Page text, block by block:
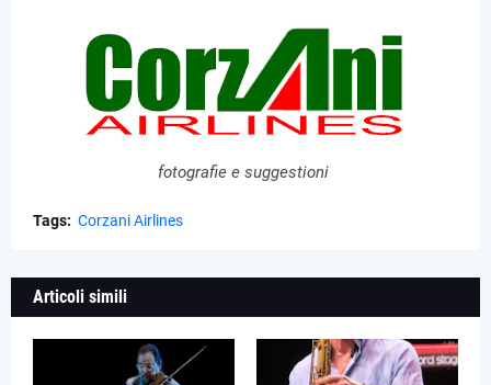
fotografie e suggestioni
Tags: Corzani Airlines
Articoli simili